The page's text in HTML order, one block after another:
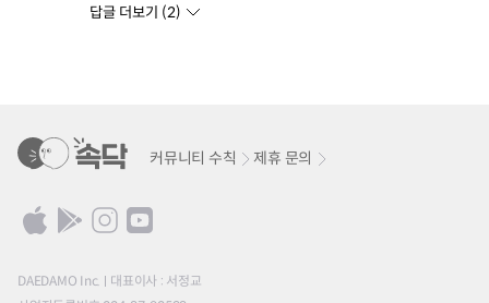
답글 더보기 (2)
커뮤니티 수칙 제휴 문의
DAEDAMO Inc.
대표이사 : 서정교